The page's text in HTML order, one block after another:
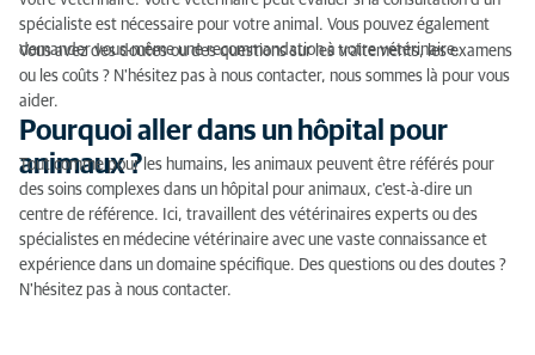
spécialiste est nécessaire pour votre animal. Vous pouvez également
demander vous-même une recommandation à votre vétérinaire.
Vous avez des doutes ou des questions sur les traitements, les examens
ou les coûts ? N'hésitez pas à nous contacter, nous sommes là pour vous
aider.
Pourquoi aller dans un hôpital pour
animaux ?
Tout comme pour les humains, les animaux peuvent être référés pour
des soins complexes dans un hôpital pour animaux, c'est-à-dire un
centre de référence. Ici, travaillent des vétérinaires experts ou des
spécialistes en médecine vétérinaire avec une vaste connaissance et
expérience dans un domaine spécifique. Des questions ou des doutes ?
N'hésitez pas à nous contacter.